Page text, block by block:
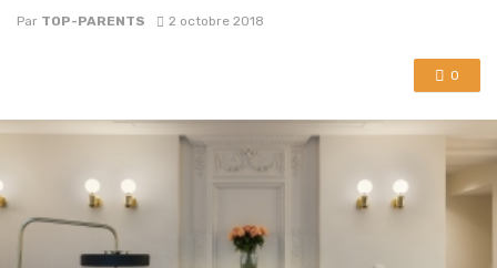
Par TOP-PARENTS 2 octobre 2018
0